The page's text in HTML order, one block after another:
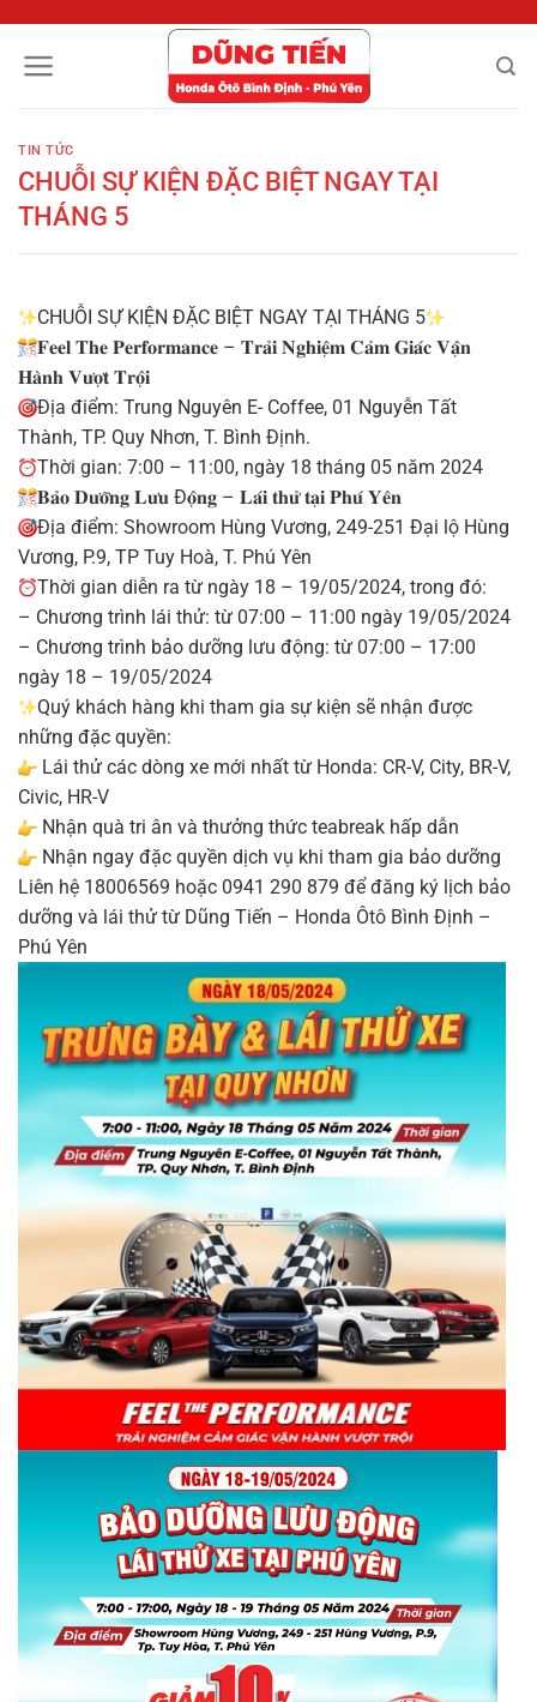
nội
TIN TỨC
CHUỖI SỰ KIỆN ĐẶC BIỆT NGAY TẠI
THÁNG 5
CHUỖI SỰ KIỆN ĐẶC BIỆT NGAY TẠI THÁNG 5
𝐅𝐞𝐞𝐥 𝐓𝐡𝐞 𝐏𝐞𝐫𝐟𝐨𝐫𝐦𝐚𝐧𝐜𝐞 – 𝐓𝐫𝐚̉𝐢 𝐍𝐠𝐡𝐢𝐞̣̂𝐦 𝐂𝐚̉𝐦 𝐆𝐢𝐚́𝐜 𝐕𝐚̣̂𝐧
𝐇𝐚̀𝐧𝐡 𝐕𝐮̛𝐨̛̣𝐭 𝐓𝐫𝐨̣̂𝐢
Địa điểm: Trung Nguyên E- Coffee, 01 Nguyễn Tất
Thành, TP. Quy Nhơn, T. Bình Định.
Thời gian: 7:00 – 11:00, ngày 18 tháng 05 năm 2024
𝐁𝐚̉𝐨 𝐃𝐮̛𝐨̛̃𝐧𝐠 𝐋𝐮̛𝐮 Đ𝐨̣̂𝐧𝐠 – 𝐋𝐚́𝐢 𝐭𝐡𝐮̛̉ 𝐭𝐚̣𝐢 𝐏𝐡𝐮́ 𝐘𝐞̂𝐧
Địa điểm: Showroom Hùng Vương, 249-251 Đại lộ Hùng
Vương, P.9, TP Tuy Hoà, T. Phú Yên
Thời gian diễn ra từ ngày 18 – 19/05/2024, trong đó:
– Chương trình lái thử: từ 07:00 – 11:00 ngày 19/05/2024
– Chương trình bảo dưỡng lưu động: từ 07:00 – 17:00
ngày 18 – 19/05/2024
Quý khách hàng khi tham gia sự kiện sẽ nhận được
những đặc quyền:
Lái thử các dòng xe mới nhất từ Honda: CR-V, City, BR-V,
Civic, HR-V
Nhận quà tri ân và thưởng thức teabreak hấp dẫn
Nhận ngay đặc quyền dịch vụ khi tham gia bảo dưỡng
Liên hệ 18006569 hoặc 0941 290 879 để đăng ký lịch bảo
dưỡng và lái thử từ Dũng Tiến – Honda Ôtô Bình Định –
Phú Yên